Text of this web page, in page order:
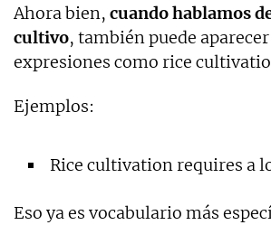
Ahora bien, cuando hablamos
cultivo, también puede
expresiones como rice
Ejemplos:
Rice cultivation requires a
Eso ya es vocabulario más